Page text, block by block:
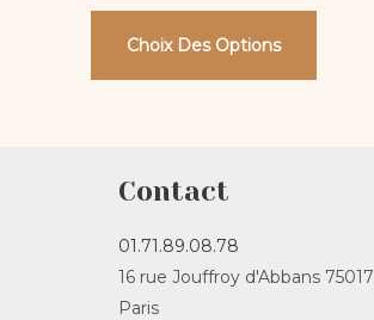
Choix Des Options
Contact
01.71.89.08.78
16 rue Jouffroy d'Abbans 75017
Paris